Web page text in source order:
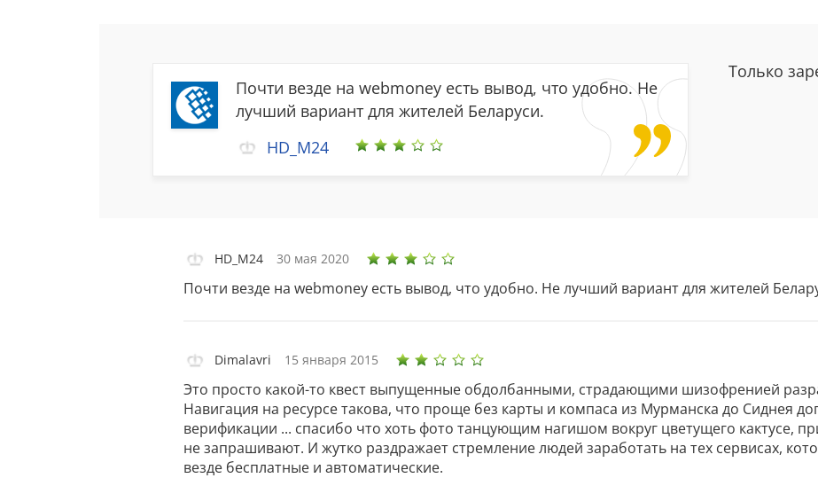
Почти везде на webmoney есть вывод, что удобно. Не
лучший вариант для жителей Беларуси.
HD_M24
Только
HD_M24 30 мая 2020
Почти везде на webmoney есть вывод, что удобно. Не лучший вариант для жителей
Dimalavri 15 января 2015
Это просто какой-то квест выпущенные обдолбанными, страдающими шизофренией
Навигация на ресурсе такова, что проще без карты и компаса из Мурманска до Сиднея
верификации ... спасибо что хоть фото танцующим нагишом вокруг цветущего кактусе,
не запрашивают. И жутко раздражает стремление людей заработать на тех сервисах,
везде бесплатные и автоматические.